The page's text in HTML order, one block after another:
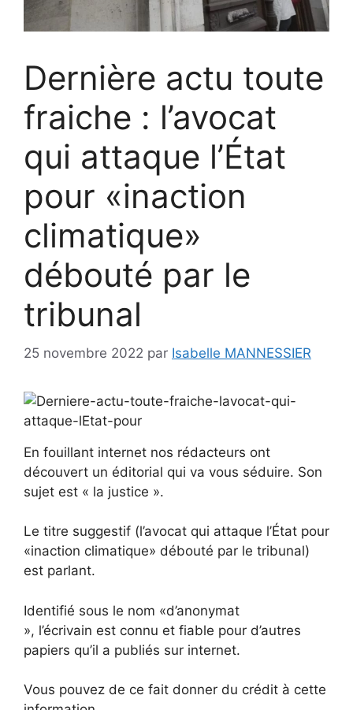
Dernière actu toute
fraiche : l’avocat
qui attaque l’État
pour «inaction
climatique»
débouté par le
tribunal
25 novembre 2022 par Isabelle MANNESSIER
En fouillant internet nos rédacteurs ont
découvert un éditorial qui va vous séduire. Son
sujet est « la justice ».
Le titre suggestif (l’avocat qui attaque l’État pour
«inaction climatique» débouté par le tribunal)
est parlant.
Identifié sous le nom «d’anonymat
», l’écrivain est connu et fiable pour d’autres
papiers qu’il a publiés sur internet.
Vous pouvez de ce fait donner du crédit à cette